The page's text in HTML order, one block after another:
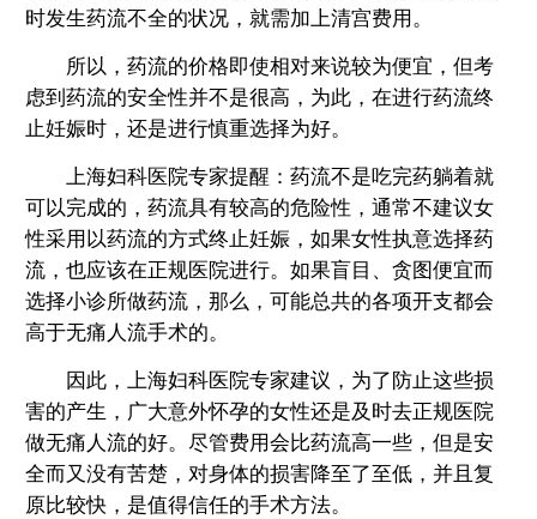
时发生药流不全的状况，就需加上清宫费用。
所以，药流的价格即使相对来说较为便宜，但考
虑到药流的安全性并不是很高，为此，在进行药流终
止妊娠时，还是进行慎重选择为好。
上海妇科医院专家提醒：药流不是吃完药躺着就
可以完成的，药流具有较高的危险性，通常不建议女
性采用以药流的方式终止妊娠，如果女性执意选择药
流，也应该在正规医院进行。如果盲目、贪图便宜而
选择小诊所做药流，那么，可能总共的各项开支都会
高于无痛人流手术的。
因此，上海妇科医院专家建议，为了防止这些损
害的产生，广大意外怀孕的女性还是及时去正规医院
做无痛人流的好。尽管费用会比药流高一些，但是安
全而又没有苦楚，对身体的损害降至了至低，并且复
原比较快，是值得信任的手术方法。